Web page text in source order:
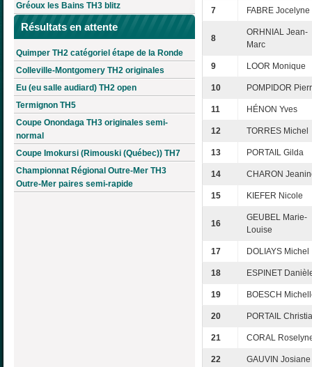
Gréoux les Bains TH3 blitz
Résultats en attente
Quimper TH2 catégoriel étape de la Ronde
Colleville-Montgomery TH2 originales
Eu (eu salle audiard) TH2 open
Termignon TH5
Coupe Onondaga TH3 originales semi-
normal
Coupe Imokursi (Rimouski (Québec)) TH7
Championnat Régional Outre-Mer TH3
Outre-Mer paires semi-rapide
7 FABRE Jocelyne
8
ORHNIAL Jean-
Marc
9 LOOR Monique
10 POMPIDOR
11 HÉNON Yves
12 TORRES Michel
13 PORTAIL Gilda
14 CHARON
15 KIEFER Nicole
16
GEUBEL Marie-
Louise
17 DOLIAYS Michel
18 ESPINET
19 BOESCH
20 PORTAIL
21 CORAL
22 GAUVIN Josiane